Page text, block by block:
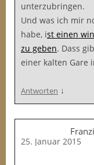
unterzubringen.
Und was ich mir
habe, ist einen
zu geben. Dass
einer kalten Gare
Antworten ↓
Franzi
25. Januar 2015